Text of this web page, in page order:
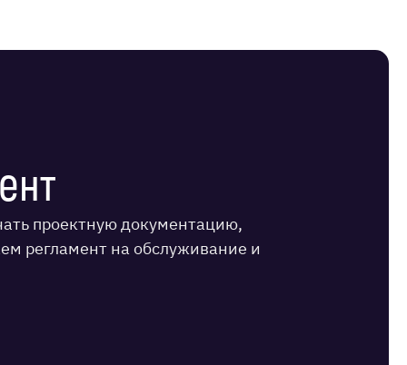
проектную документацию,
регламент на обслуживание и